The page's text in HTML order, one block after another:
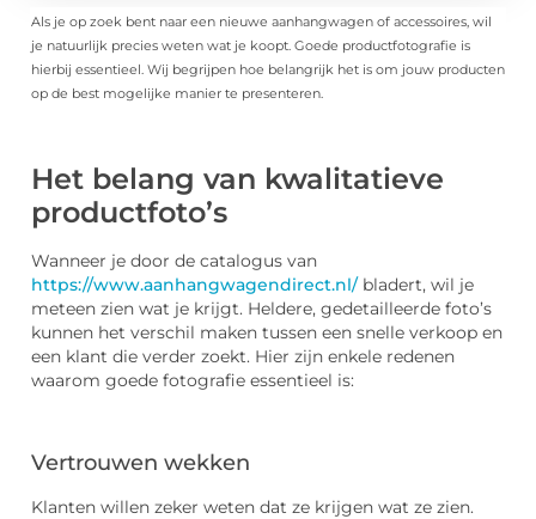
Als je op zoek bent naar een nieuwe aanhangwagen of accessoires, wil
je natuurlijk precies weten wat je koopt. Goede productfotografie is
hierbij essentieel. Wij begrijpen hoe belangrijk het is om jouw producten
op de best mogelijke manier te presenteren.
Het belang van kwalitatieve
productfoto’s
Wanneer je door de catalogus van
https://www.aanhangwagendirect.nl/ bladert, wil je
meteen zien wat je krijgt. Heldere, gedetailleerde foto’s
kunnen het verschil maken tussen een snelle verkoop en
een klant die verder zoekt. Hier zijn enkele redenen
waarom goede fotografie essentieel is:
Vertrouwen wekken
Klanten willen zeker weten dat ze krijgen wat ze zien.